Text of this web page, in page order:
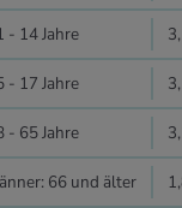
- 14 Jahre
- 17 Jahre
- 65 Jahre
66 und älter